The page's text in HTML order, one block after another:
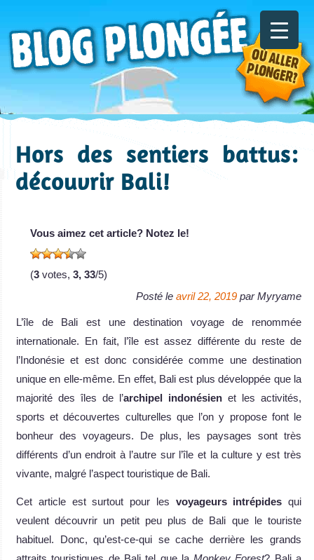
Hors des sentiers battus:
découvrir Bali!
Vous aimez cet article? Notez le!
(3 votes, 3, 33/5)
Posté le avril 22, 2019 parMyryame
L’île de Bali est une destination voyage de renommée
internationale. En fait, l’île est assez différente du reste de
l’Indonésie et est donc considérée comme une destination
unique en elle-même. En effet, Bali est plus développée que la
majorité des îles de l’archipel indonésien et les activités,
sports et découvertes culturelles que l’on y propose font le
bonheur des voyageurs. De plus, les paysages sont très
différents d’un endroit à l’autre sur l’île et la culture y est très
vivante, malgré l’aspect touristique de Bali.
Cet article est surtout pour les voyageurs intrépides qui
veulent découvrir un petit peu plus de Bali que le touriste
habituel. Donc, qu’est-ce-qui se cache derrière les grands